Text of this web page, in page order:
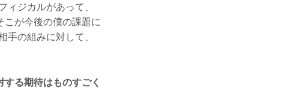
ィジカルがあって、
こが今後の僕の課題に
手の組みに対して、
る期待はものすごく